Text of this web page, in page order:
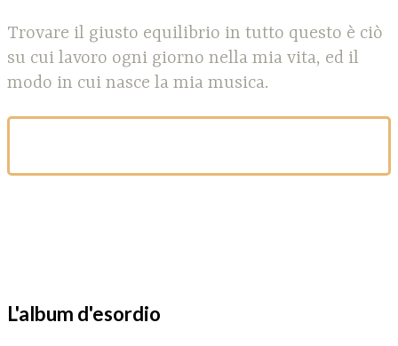
Trovare il giusto equilibrio in tutto questo è ciò
su cui lavoro ogni giorno nella mia vita, ed il
modo in cui nasce la mia musica.
L'album d'esordio